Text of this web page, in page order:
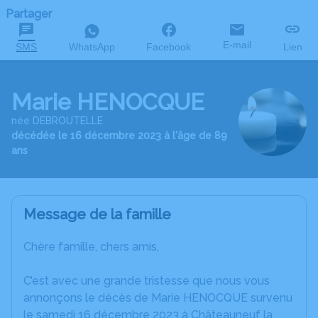
Partager
SMS WhatsApp Facebook E-mail Lien
Marie HENOCQUE
née DEBROUTELLE
décédée le 16 décembre 2023 à l'âge de 89
ans
Message de la famille
Chère famille, chers amis,
C’est avec une grande tristesse que nous vous
annonçons le décès de Marie HENOCQUE survenu
le samedi 16 décembre 2023 à Châteauneuf la